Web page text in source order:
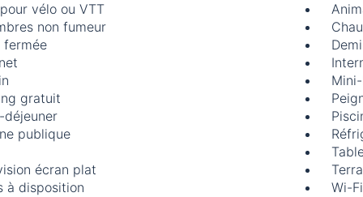
vélo ou VTT
non fumeur
fermée
gratuit
déjeuner
publique
écran plat
à disposition
Wi-